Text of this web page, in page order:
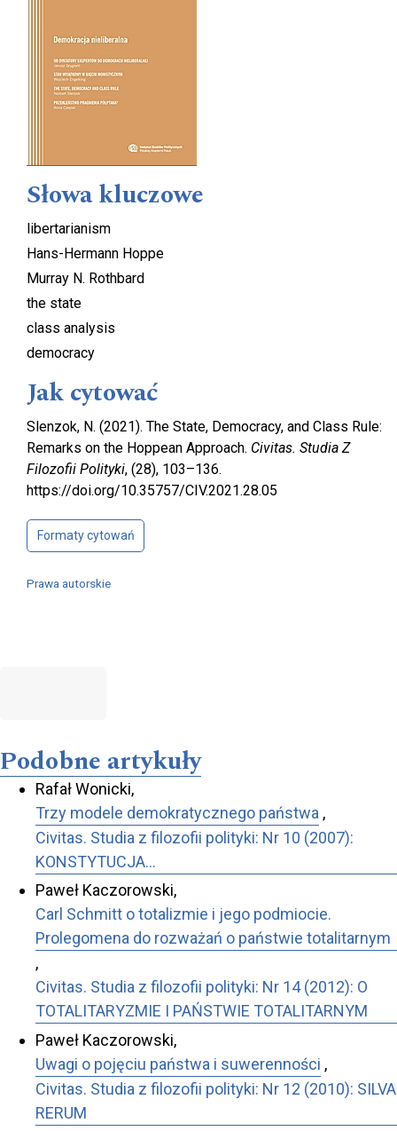
Słowa kluczowe
libertarianism
Hans-Hermann Hoppe
Murray N. Rothbard
the state
class analysis
democracy
Jak cytować
Slenzok, N. (2021). The State, Democracy, and Class Rule:
Remarks on the Hoppean Approach. Civitas. Studia Z
Filozofii Polityki, (28), 103–136.
https://doi.org/10.35757/CIV.2021.28.05
Formaty cytowań
Prawa autorskie
Podobne artykuły
Rafał Wonicki,
Trzy modele demokratycznego państwa ,
Civitas. Studia z filozofii polityki: Nr 10 (2007):
KONSTYTUCJA…
Paweł Kaczorowski,
Carl Schmitt o totalizmie i jego podmiocie.
Prolegomena do rozważań o państwie totalitarnym
,
Civitas. Studia z filozofii polityki: Nr 14 (2012): O
TOTALITARYZMIE I PAŃSTWIE TOTALITARNYM
Paweł Kaczorowski,
Uwagi o pojęciu państwa i suwerenności ,
Civitas. Studia z filozofii polityki: Nr 12 (2010): SILVA
RERUM